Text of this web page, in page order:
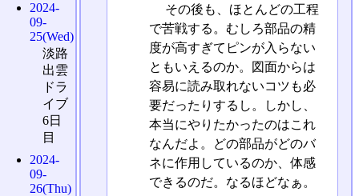
その後も、ほとんどの工程
で苦戦する。むしろ部品の精
度が高すぎてピンが入らない
ともいえるのか。図面からは
容易に読み取れないコツも必
要だったりするし。しかし、
本当にやりたかったのはこれ
なんだよ。どの部品がどのバ
ネに作用しているのか、体感
できるのだ。なるほどなぁ。
2024-
09-
25(Wed)
淡路
出雲
ドラ
イブ
6日
目
2024-
09-
26(Thu)